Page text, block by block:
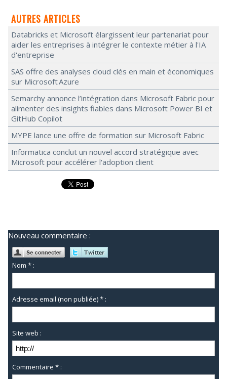
AUTRES ARTICLES
Databricks et Microsoft élargissent leur partenariat pour
aider les entreprises à intégrer le contexte métier à l'IA
d'entreprise
SAS offre des analyses cloud clés en main et économiques
sur Microsoft Azure
Semarchy annonce l’intégration dans Microsoft Fabric pour
alimenter des insights fiables dans Microsoft Power BI et
GitHub Copilot
MYPE lance une offre de formation sur Microsoft Fabric
Informatica conclut un nouvel accord stratégique avec
Microsoft pour accélérer l'adoption client
Nouveau commentaire :
Nom * :
Adresse email (non publiée) * :
Site web :
Commentaire * :